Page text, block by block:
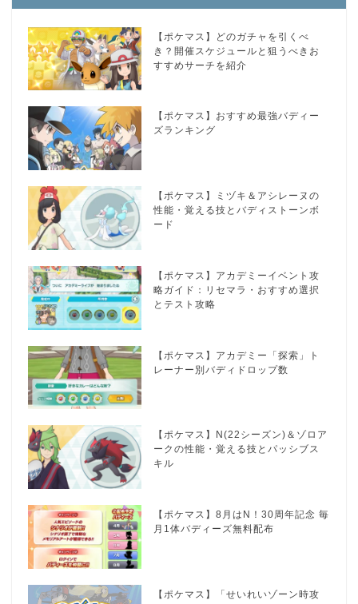
【ポケマス】どのガチャを引くべ
き？開催スケジュールと狙うべきお
すすめサーチを紹介
【ポケマス】おすすめ最強バディー
ズランキング
【ポケマス】ミヅキ＆アシレーヌの
性能・覚える技とバディストーンボ
ード
【ポケマス】アカデミーイベント攻
略ガイド：リセマラ・おすすめ選択
とテスト攻略
【ポケマス】アカデミー「探索」ト
レーナー別バディドロップ数
【ポケマス】N(22シーズン)＆ゾロア
ークの性能・覚える技とパッシブス
キル
【ポケマス】8月はN！30周年記念 毎
月1体バディーズ無料配布
【ポケマス】「せいれいゾーン時攻